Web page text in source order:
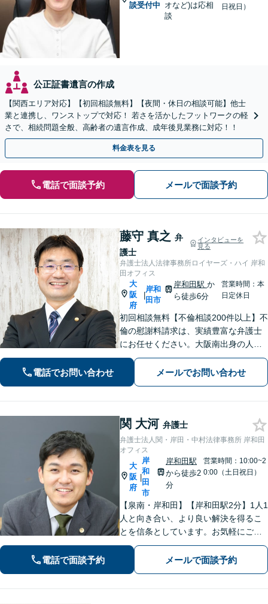
談受付中 オなど)は応相
談
日祝日）
公正証書遺言の作成
【関西エリア対応】【初回相談無料】【夜間・休日の相談可能】他士
業と連携し、ワンストップで対応！ 若さを活かしたフットワークの軽
さで、相続問題全般、高齢者の遺言作成、成年後見業務に対応！！
料金表を見る
電話で面談予約 メールで面談予約
藤守 真之 弁
護士
インタビューを
見る
弁護士法人法律事務所ロイヤーズ・ハイ 岸和
田オフィス
大
阪
府
|
岸和
田市
岸和田駅か
ら徒歩6分
営業時間：本
日定休日
初回相談無料【不倫相談200件以上】不
倫の慰謝料請求は、実績豊富な弁護士
にお任せください。大阪南出身の人情
派弁護士が対応【交通事故も強い】交
通事故に遭われてお困りの方はお気軽
にお電話ください【当日／夜間／休日
電話でお問い合わせ メールでお問い合わせ
関 大河 弁護士
弁護士法人関・岸田・中村法律事務所 岸和田
オフィス
大
阪
府
|
岸
和
田
市
岸和田駅
から徒歩2
分
営業時間：10:00~2
0:00（土日祝日）
【泉南・岸和田】【岸和田駅2分】1人1
人と向き合い、より良い解決を得るこ
とを信条としています。お気軽にご相
談下さい。
電話で面談予約 メールで面談予約